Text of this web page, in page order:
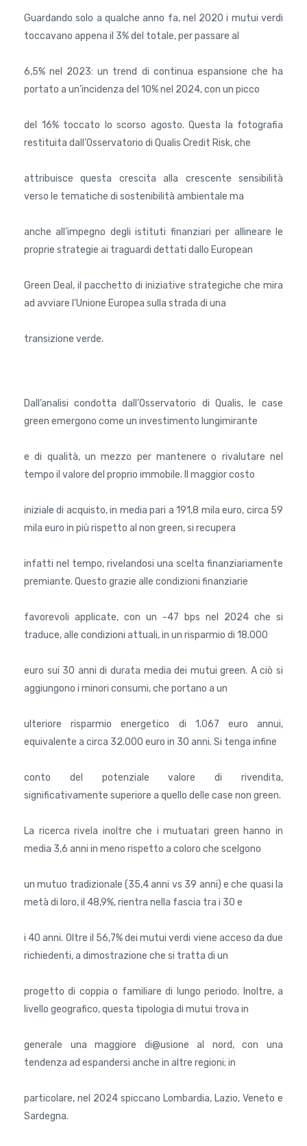
Guardando solo a qualche anno fa, nel 2020 i mutui verdi
toccavano appena il 3% del totale, per passare al
6,5% nel 2023: un trend di continua espansione che ha
portato a un’incidenza del 10% nel 2024, con un picco
del 16% toccato lo scorso agosto. Questa la fotografia
restituita dall’Osservatorio di Qualis Credit Risk, che
attribuisce questa crescita alla crescente sensibilità
verso le tematiche di sostenibilità ambientale ma
anche all’impegno degli istituti finanziari per allineare le
proprie strategie ai traguardi dettati dallo European
Green Deal, il pacchetto di iniziative strategiche che mira
ad avviare l'Unione Europea sulla strada di una
transizione verde.
Dall’analisi condotta dall’Osservatorio di Qualis, le case
green emergono come un investimento lungimirante
e di qualità, un mezzo per mantenere o rivalutare nel
tempo il valore del proprio immobile. Il maggior costo
iniziale di acquisto, in media pari a 191,8 mila euro, circa 59
mila euro in più rispetto al non green, si recupera
infatti nel tempo, rivelandosi una scelta finanziariamente
premiante. Questo grazie alle condizioni finanziarie
favorevoli applicate, con un -47 bps nel 2024 che si
traduce, alle condizioni attuali, in un risparmio di 18.000
euro sui 30 anni di durata media dei mutui green. A ciò si
aggiungono i minori consumi, che portano a un
ulteriore risparmio energetico di 1.067 euro annui,
equivalente a circa 32.000 euro in 30 anni. Si tenga infine
conto del potenziale valore di rivendita,
significativamente superiore a quello delle case non green.
La ricerca rivela inoltre che i mutuatari green hanno in
media 3,6 anni in meno rispetto a coloro che scelgono
un mutuo tradizionale (35,4 anni vs 39 anni) e che quasi la
metà di loro, il 48,9%, rientra nella fascia tra i 30 e
i 40 anni. Oltre il 56,7% dei mutui verdi viene acceso da due
richiedenti, a dimostrazione che si tratta di un
progetto di coppia o familiare di lungo periodo. Inoltre, a
livello geografico, questa tipologia di mutui trova in
generale una maggiore di@usione al nord, con una
tendenza ad espandersi anche in altre regioni; in
particolare, nel 2024 spiccano Lombardia, Lazio, Veneto e
Sardegna.